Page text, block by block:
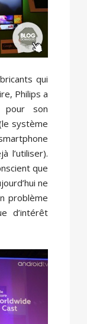
qui
Philips a
pour son
système
l’utiliser).
que
ne
problème
d’intérêt